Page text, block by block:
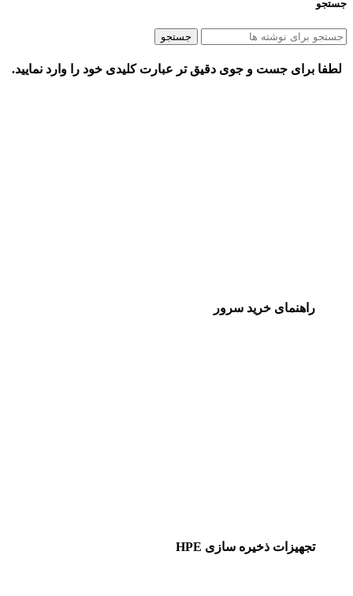
جستجو
جستجو
لطفا برای جست و جوی دقیق تر عبارت کلیدی خود را وارد نمایید.
راهنمای خرید سرور
تجهیزات ذخیره سازی HPE